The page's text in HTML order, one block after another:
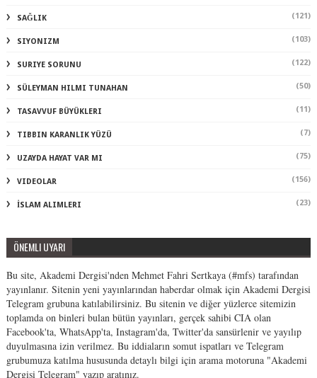
SAĞLIK (121)
SIYONIZM (103)
SURIYE SORUNU (122)
SÜLEYMAN HILMI TUNAHAN (50)
TASAVVUF BÜYÜKLERI (11)
TIBBIN KARANLIK YÜZÜ (7)
UZAYDA HAYAT VAR MI (75)
VIDEOLAR (156)
İSLAM ALIMLERI (23)
ÖNEMLI UYARI
Bu site, Akademi Dergisi'nden Mehmet Fahri Sertkaya (#mfs) tarafından
yayınlanır. Sitenin yeni yayınlarından haberdar olmak için Akademi Dergisi
Telegram grubuna katılabilirsiniz. Bu sitenin ve diğer yüzlerce sitemizin
toplamda on binleri bulan bütün yayınları, gerçek sahibi CIA olan
Facebook'ta, WhatsApp'ta, Instagram'da, Twitter'da sansürlenir ve yayılıp
duyulmasına izin verilmez. Bu iddiaların somut ispatları ve Telegram
grubumuza katılma hususunda detaylı bilgi için arama motoruna "Akademi
Dergisi Telegram" yazıp aratınız.